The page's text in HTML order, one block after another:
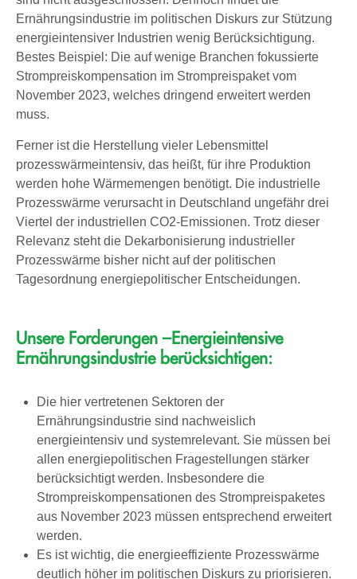
Ernährungsindustrie im politischen Diskurs zur Stützung
energieintensiver Industrien wenig Berücksichtigung.
Bestes Beispiel: Die auf wenige Branchen fokussierte
Strompreiskompensation im Strompreispaket vom
November 2023, welches dringend erweitert werden
muss.
Ferner ist die Herstellung vieler Lebensmittel
prozesswärmeintensiv, das heißt, für ihre Produktion
werden hohe Wärmemengen benötigt. Die industrielle
Prozesswärme verursacht in Deutschland ungefähr drei
Viertel der industriellen CO2-Emissionen. Trotz dieser
Relevanz steht die Dekarbonisierung industrieller
Prozesswärme bisher nicht auf der politischen
Tagesordnung energiepolitischer Entscheidungen.
Unsere Forderungen –Energieintensive
Ernährungsindustrie berücksichtigen:
Die hier vertretenen Sektoren der
Ernährungsindustrie sind nachweislich
energieintensiv und systemrelevant. Sie müssen bei
allen energiepolitischen Fragestellungen stärker
berücksichtigt werden. Insbesondere die
Strompreiskompensationen des Strompreispaketes
aus November 2023 müssen entsprechend erweitert
werden.
Es ist wichtig, die energieeffiziente Prozesswärme
deutlich höher im politischen Diskurs zu priorisieren.